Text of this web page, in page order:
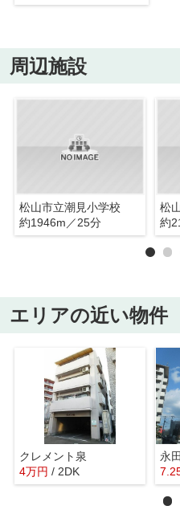
周辺施設
松山市立潮見小学校
約1946m／25分
松
約
エリアの近い物件
クレメント泉
4万円 / 2DK
永